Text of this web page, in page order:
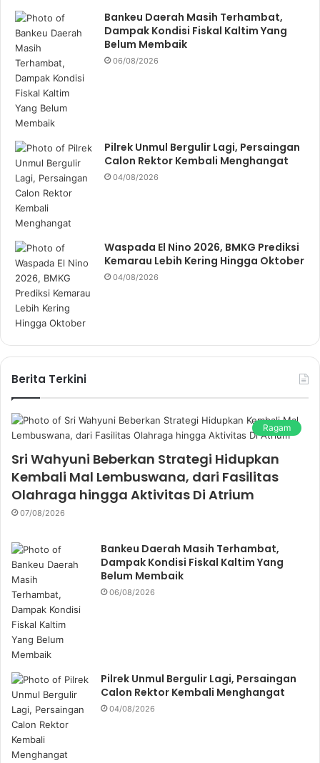
Bankeu Daerah Masih Terhambat,
Dampak Kondisi Fiskal Kaltim Yang
Belum Membaik
06/08/2026
Pilrek Unmul Bergulir Lagi, Persaingan
Calon Rektor Kembali Menghangat
04/08/2026
Waspada El Nino 2026, BMKG Prediksi
Kemarau Lebih Kering Hingga Oktober
04/08/2026
Berita Terkini
Ragam
Sri Wahyuni Beberkan Strategi Hidupkan
Kembali Mal Lembuswana, dari Fasilitas
Olahraga hingga Aktivitas Di Atrium
07/08/2026
Bankeu Daerah Masih Terhambat,
Dampak Kondisi Fiskal Kaltim Yang
Belum Membaik
06/08/2026
Pilrek Unmul Bergulir Lagi, Persaingan
Calon Rektor Kembali Menghangat
04/08/2026